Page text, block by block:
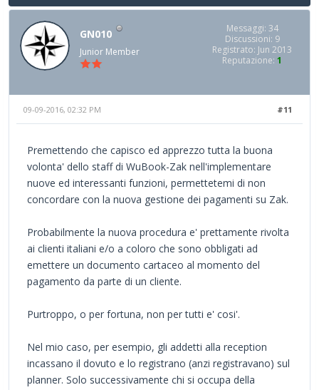
GN010
Junior Member
Messaggi: 34
Discussioni: 9
Registrato: Jun 2013
Reputazione: 1
#11
09-09-2016, 02:32 PM
Premettendo che capisco ed apprezzo tutta la buona
volonta' dello staff di WuBook-Zak nell'implementare
nuove ed interessanti funzioni, permettetemi di non
concordare con la nuova gestione dei pagamenti su Zak.
Probabilmente la nuova procedura e' prettamente rivolta
ai clienti italiani e/o a coloro che sono obbligati ad
emettere un documento cartaceo al momento del
pagamento da parte di un cliente.
Purtroppo, o per fortuna, non per tutti e' cosi'.
Nel mio caso, per esempio, gli addetti alla reception
incassano il dovuto e lo registrano (anzi registravano) sul
planner. Solo successivamente chi si occupa della